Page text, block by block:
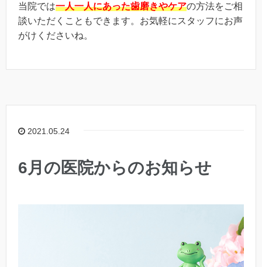
当院では一人一人にあった歯磨きやケアの方法をご相
談いただくこともできます。お気軽にスタッフにお声
がけくださいね。
2021.05.24
6月の医院からのお知らせ